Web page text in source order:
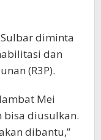
diminta
dan
(R3P).
Mei
bisa diusulkan.
dibantu,”